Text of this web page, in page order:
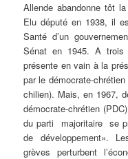
Allende abandonne tôt
Elu député en 1938, il
Santé d’un
Sénat en 1945. A
présente en vain à la
par le démocrate-
chilien). Mais, en 1967,
démocrate-chrétien
du parti ­ majoritaire ­ se
de développement».
grèves perturbent